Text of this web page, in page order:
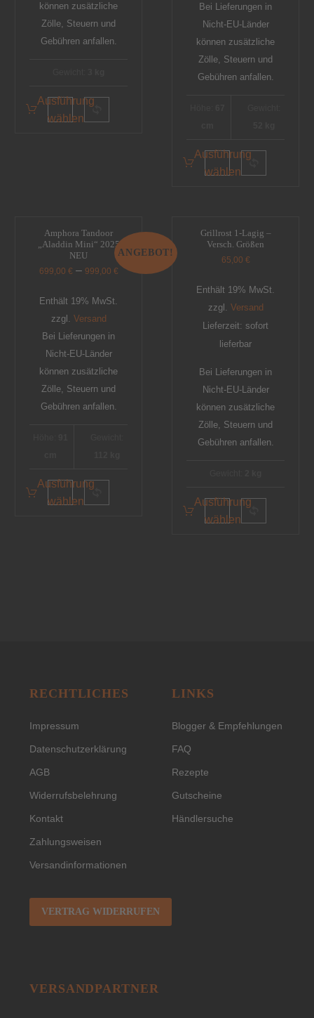
können zusätzliche
Zölle, Steuern und
Gebühren anfallen.
Ausführung
wählen
Bei Lieferungen in
Nicht-EU-Länder
können zusätzliche
Zölle, Steuern und
Gebühren anfallen.
Ausführung
wählen
ANGEBOT!
Amphora Tandoor
„Aladdin Mini“ 2025
NEU
699,00 € – 999,00 €
Enthält 19% MwSt.
zzgl. Versand
Bei Lieferungen in
Nicht-EU-Länder
können zusätzliche
Zölle, Steuern und
Gebühren anfallen.
Ausführung
wählen
Grillrost 1-Lagig –
Versch. Größen
65,00 €
Enthält 19% MwSt.
zzgl. Versand
Lieferzeit: sofort
lieferbar
Bei Lieferungen in
Nicht-EU-Länder
können zusätzliche
Zölle, Steuern und
Gebühren anfallen.
Ausführung
wählen
RECHTLICHES
Impressum
Datenschutzerklärung
AGB
Widerrufsbelehrung
Kontakt
Zahlungsweisen
Versandinformationen
VERTRAG WIDERRUFEN
LINKS
Blogger & Empfehlungen
FAQ
Rezepte
Gutscheine
Händlersuche
VERSANDPARTNER